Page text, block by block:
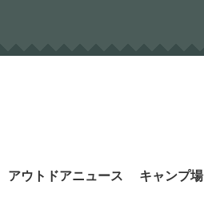
アウトドアニュース キャンプ場